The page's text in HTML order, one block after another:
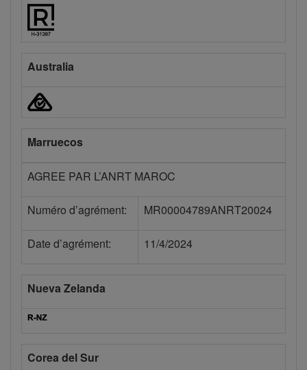
Australia
Marruecos
AGREE PAR L’ANRT MAROC
Numéro d’agrément: MR00004789ANRT20024
Date d’agrément: 11/4/2024
Nueva Zelanda
Corea del Sur